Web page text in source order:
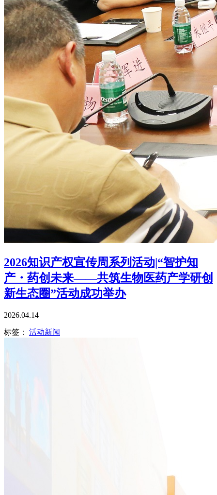
2026知识产权宣传周系列活动|“智护知
产・药创未来——共筑生物医药产学研创
新生态圈”活动成功举办
2026.04.14
标签： 活动新闻